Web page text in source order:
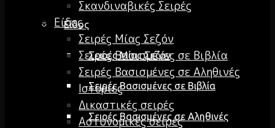
Είδος
Σειρές Μίας Σεζόν
Σειρές Βασισμένες σε Βιβλία
Σειρές Βασισμένες σε Αληθινές
Σκανδιναβικές Σειρές
Είδος
Σειρές Μίας Σεζόν
Σειρές Βασισμένες σε Βιβλία
Σειρές Βασισμένες σε Αληθινές
Ιστορίες
Δικαστικές σειρές
Αστυνομικές σειρές